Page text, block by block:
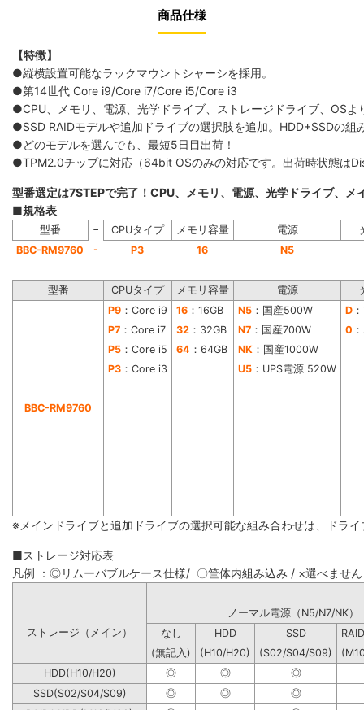
商品仕様
【特徴】
●縦横設置可能なラックマウントシャーシを採用。
●第14世代 Core i9/Core i7/Core i5/Core i3
●CPU、メモリ、電源、光学ドライブ、ストレージドライブ、OS
●SSD RAIDモデルや追加ドライブの選択肢を追加。HDD+SSDの
●どのモデルを選んでも、最短5日目出荷！
●TPM2.0チップに対応（64bit OSのみの対応です。出荷時状態は
型番選定は7STEPで完了！CPU、メモリ、電源、光学ドライブ、
■規格表
型番 − CPUタイプ メモリ容量 電源
BBC-RM9760
- P3 16 N5
型番 CPUタイプ メモリ容量 電源
BBC-RM9760
P9 ：Core i9 16 ：16GB N5 ：国産500W D
P7 ：Core i7 32 ：32GB N7 ：国産700W 0
P5 ：Core i5 64 ：64GB NK ：国産1000W
P3 ：Core i3 U5 ：UPS電源 520W
※メインドライブと追加ドライブの選択可能な組み合わせは、ドラ
■ストレージ対応表
凡例 ：◎リムーバブルケース仕様/ 〇筐体内組み込み / ×選べません
ノーマル電源（N5/
ストレージ（メイン）
なし HDD SSD
(無記入)
(H10/H20) (S02/S04/S09)
HDD(H10/H20)
◎ ◎
◎
SSD(S02/S04/S09)
◎ ◎
◎